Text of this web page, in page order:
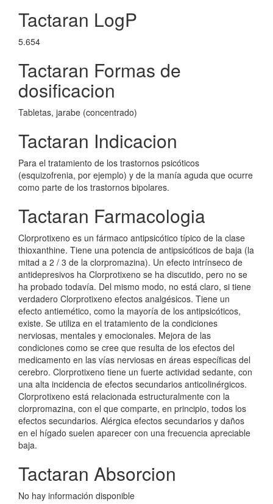
Tactaran LogP
5.654
Tactaran Formas de
dosificacion
Tabletas, jarabe (concentrado)
Tactaran Indicacion
Para el tratamiento de los trastornos psicóticos
(esquizofrenia, por ejemplo) y de la manía aguda que ocurre
como parte de los trastornos bipolares.
Tactaran Farmacologia
Clorprotixeno es un fármaco antipsicótico típico de la clase
thioxanthine. Tiene una potencia de antipsicóticos de baja (la
mitad a 2 / 3 de la clorpromazina). Un efecto intrínseco de
antidepresivos ha Clorprotixeno se ha discutido, pero no se
ha probado todavía. Del mismo modo, no está claro, si tiene
verdadero Clorprotixeno efectos analgésicos. Tiene un
efecto antiemético, como la mayoría de los antipsicóticos,
existe. Se utiliza en el tratamiento de la condiciones
nerviosas, mentales y emocionales. Mejora de las
condiciones como se cree que resulta de los efectos del
medicamento en las vías nerviosas en áreas específicas del
cerebro. Clorprotixeno tiene un fuerte actividad sedante, con
una alta incidencia de efectos secundarios anticolinérgicos.
Clorprotixeno está relacionada estructuralmente con la
clorpromazina, con el que comparte, en principio, todos los
efectos secundarios. Alérgica efectos secundarios y daños
en el hígado suelen aparecer con una frecuencia apreciable
baja.
Tactaran Absorcion
No hay información disponible